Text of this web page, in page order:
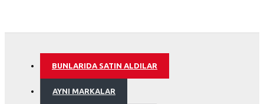
BUNLARIDA SATIN ALDILAR
AYNI MARKALAR